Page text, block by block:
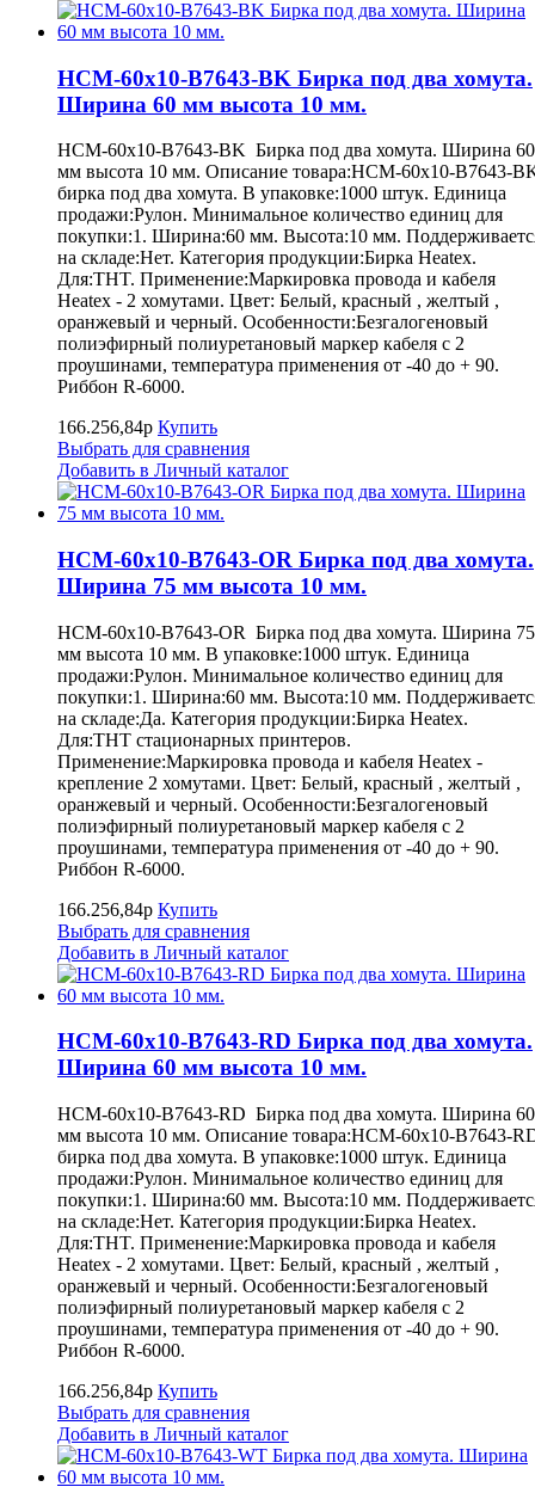
HCM-60x10-B7643-BK Бирка под два хомута.
Ширина 60 мм высота 10 мм.
HCM-60x10-B7643-BK Бирка под два хомута. Ширина 60
мм высота 10 мм. Описание товара:HCM-60x10-B7643-
бирка под два хомута. В упаковке:1000 штук. Единица
продажи:Рулон. Минимальное количество единиц для
покупки:1. Ширина:60 мм. Высота:10 мм.
на складе:Нет. Категория продукции:Бирка Heatex.
Для:THT. Применение:Маркировка провода и кабеля
Heatex - 2 хомутами. Цвет: Белый, красный , желтый ,
оранжевый и черный. Особенности:Безгалогеновый
полиэфирный полиуретановый маркер кабеля с 2
проушинами, температура применения от -40 до + 90.
Риббон R-6000.
166.256,84р Купить
Выбрать для сравнения
Добавить в Личный каталог
HCM-60x10-B7643-OR Бирка под два хомута.
Ширина 75 мм высота 10 мм.
HCM-60x10-B7643-OR Бирка под два хомута. Ширина 75
мм высота 10 мм. В упаковке:1000 штук. Единица
продажи:Рулон. Минимальное количество единиц для
покупки:1. Ширина:60 мм. Высота:10 мм.
на складе:Да. Категория продукции:Бирка Heatex.
Для:THT стационарных принтеров.
Применение:Маркировка провода и кабеля Heatex -
крепление 2 хомутами. Цвет: Белый, красный , желтый ,
оранжевый и черный. Особенности:Безгалогеновый
полиэфирный полиуретановый маркер кабеля с 2
проушинами, температура применения от -40 до + 90.
Риббон R-6000.
166.256,84р Купить
Выбрать для сравнения
Добавить в Личный каталог
HCM-60x10-B7643-RD Бирка под два хомута.
Ширина 60 мм высота 10 мм.
HCM-60x10-B7643-RD Бирка под два хомута. Ширина 60
мм высота 10 мм. Описание товара:HCM-60x10-B7643-
бирка под два хомута. В упаковке:1000 штук. Единица
продажи:Рулон. Минимальное количество единиц для
покупки:1. Ширина:60 мм. Высота:10 мм.
на складе:Нет. Категория продукции:Бирка Heatex.
Для:THT. Применение:Маркировка провода и кабеля
Heatex - 2 хомутами. Цвет: Белый, красный , желтый ,
оранжевый и черный. Особенности:Безгалогеновый
полиэфирный полиуретановый маркер кабеля с 2
проушинами, температура применения от -40 до + 90.
Риббон R-6000.
166.256,84р Купить
Выбрать для сравнения
Добавить в Личный каталог